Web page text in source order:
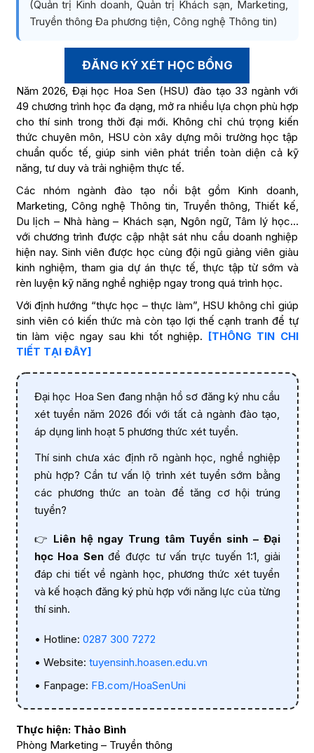
(Quản trị Kinh doanh, Quản trị Khách sạn, Marketing,
Truyền thông Đa phương tiện, Công nghệ Thông tin)
ĐĂNG KÝ XÉT HỌC BỔNG
Năm 2026, Đại học Hoa Sen (HSU) đào tạo 33 ngành với
49 chương trình học đa dạng, mở ra nhiều lựa chọn phù hợp
cho thí sinh trong thời đại mới. Không chỉ chú trọng kiến
thức chuyên môn, HSU còn xây dựng môi trường học tập
chuẩn quốc tế, giúp sinh viên phát triển toàn diện cả kỹ
năng, tư duy và trải nghiệm thực tế.
Các nhóm ngành đào tạo nổi bật gồm Kinh doanh,
Marketing, Công nghệ Thông tin, Truyền thông, Thiết kế,
Du lịch – Nhà hàng – Khách sạn, Ngôn ngữ, Tâm lý học…
với chương trình được cập nhật sát nhu cầu doanh nghiệp
hiện nay. Sinh viên được học cùng đội ngũ giảng viên giàu
kinh nghiệm, tham gia dự án thực tế, thực tập từ sớm và
rèn luyện kỹ năng nghề nghiệp ngay trong quá trình học.
Với định hướng “thực học – thực làm”, HSU không chỉ giúp
sinh viên có kiến thức mà còn tạo lợi thế cạnh tranh để tự
tin làm việc ngay sau khi tốt nghiệp. [THÔNG TIN CHI
TIẾT TẠI ĐÂY]
Đại học Hoa Sen đang nhận hồ sơ đăng ký nhu cầu
xét tuyển năm 2026 đối với tất cả ngành đào tạo,
áp dụng linh hoạt 5 phương thức xét tuyển.
Thí sinh chưa xác định rõ ngành học, nghề nghiệp
phù hợp? Cần tư vấn lộ trình xét tuyển sớm bằng
các phương thức an toàn để tăng cơ hội trúng
tuyển?
👉 Liên hệ ngay Trung tâm Tuyển sinh – Đại
học Hoa Senđể được tư vấn trực tuyến 1:1, giải
đáp chi tiết về ngành học, phương thức xét tuyển
và kế hoạch đăng ký phù hợp với năng lực của từng
thí sinh.
• Hotline: 0287 300 7272
• Website: tuyensinh.hoasen.edu.vn
• Fanpage: FB.com/HoaSenUni
Thực hiện: Thảo Bình
Phòng Marketing – Truyền thông